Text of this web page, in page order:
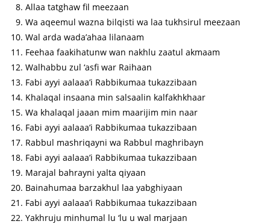
Allaa tatghaw fil meezaan
Wa aqeemul wazna bilqisti wa laa tukhsirul meezaan
Wal arda wada’ahaa lilanaam
Feehaa faakihatunw wan nakhlu zaatul akmaam
Walhabbu zul ‘asfi war Raihaan
Fabi ayyi aalaaa’i Rabbikumaa tukazzibaan
Khalaqal insaana min salsaalin kalfakhkhaar
Wa khalaqal jaaan mim maarijim min naar
Fabi ayyi aalaaa’i Rabbikumaa tukazzibaan
Rabbul mashriqayni wa Rabbul maghribayn
Fabi ayyi aalaaa’i Rabbikumaa tukazzibaan
Marajal bahrayni yalta qiyaan
Bainahumaa barzakhul laa yabghiyaan
Fabi ayyi aalaaa’i Rabbikumaa tukazzibaan
Yakhruju minhumal lu ‘lu u wal marjaan